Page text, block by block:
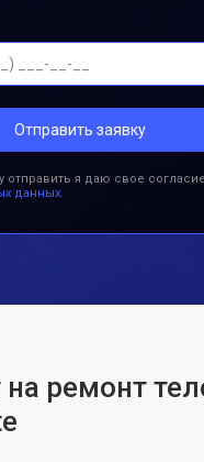
Отправить заявку
отправить я даю свое
данных.
на ремонт